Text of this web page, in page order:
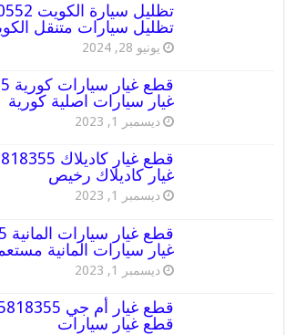
تظليل سيارات متنقل
يونيو 28, 2024
غيار سيارات اصلية كورية
ديسمبر 1, 2023
غيار كاديلاك رخيص
ديسمبر 1, 2023
غيار سيارات المانية
ديسمبر 1, 2023
قطع غيار سيارات